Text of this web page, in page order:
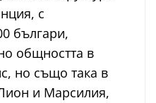
с
българи,
общността в
но също така в
и Марсилия,